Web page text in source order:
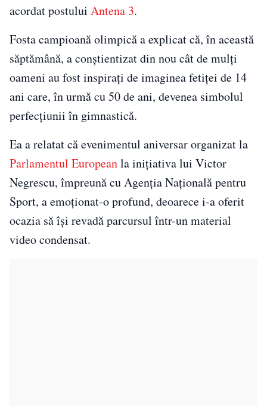
acordat postului Antena 3.
Fosta campioană olimpică a explicat că, în această
săptămână, a conștientizat din nou cât de mulți
oameni au fost inspirați de imaginea fetiței de 14
ani care, în urmă cu 50 de ani, devenea simbolul
perfecțiunii în gimnastică.
Ea a relatat că evenimentul aniversar organizat la
Parlamentul Europeanla inițiativa lui Victor
Negrescu, împreună cu Agenția Națională pentru
Sport, a emoționat-o profund, deoarece i-a oferit
ocazia să își revadă parcursul într-un material
video condensat.